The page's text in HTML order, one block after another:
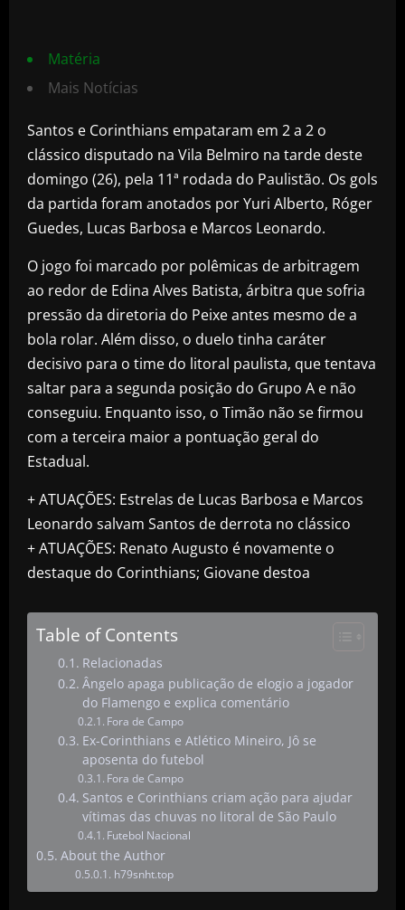
Matéria
Mais Notícias
Santos e Corinthians empataram em 2 a 2 o
clássico disputado na Vila Belmiro na tarde deste
domingo (26), pela 11ª rodada do Paulistão. Os gols
da partida foram anotados por Yuri Alberto, Róger
Guedes, Lucas Barbosa e Marcos Leonardo.
O jogo foi marcado por polêmicas de arbitragem
ao redor de Edina Alves Batista, árbitra que sofria
pressão da diretoria do Peixe antes mesmo de a
bola rolar. Além disso, o duelo tinha caráter
decisivo para o time do litoral paulista, que tentava
saltar para a segunda posição do Grupo A e não
conseguiu. Enquanto isso, o Timão não se firmou
com a terceira maior a pontuação geral do
Estadual.
+ ATUAÇÕES: Estrelas de Lucas Barbosa e Marcos
Leonardo salvam Santos de derrota no clássico
+ ATUAÇÕES: Renato Augusto é novamente o
destaque do Corinthians; Giovane destoa
Table of Contents
Relacionadas
Ângelo apaga publicação de elogio a jogador
do Flamengo e explica comentário
Fora de Campo
Ex-Corinthians e Atlético Mineiro, Jô se
aposenta do futebol
Fora de Campo
Santos e Corinthians criam ação para ajudar
vítimas das chuvas no litoral de São Paulo
Futebol Nacional
About the Author
h79snht.top